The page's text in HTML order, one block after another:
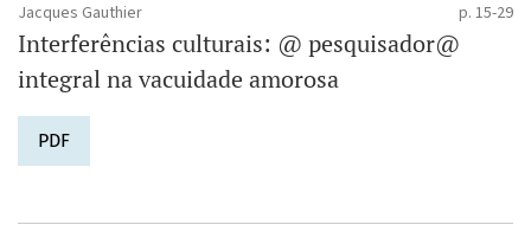
Jacques Gauthier p. 15-29
Interferências culturais: @ pesquisador@
integral na vacuidade amorosa
PDF